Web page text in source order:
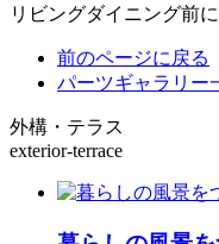
リビングダイニング前
前のページに戻る
パーツギャラリー
外構・テラス
exterior-terrace